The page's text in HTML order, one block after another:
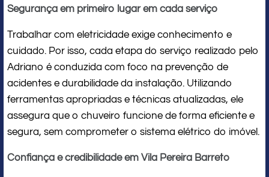
Segurança em primeiro lugar em cada serviço
Trabalhar com eletricidade exige conhecimento e
cuidado. Por isso, cada etapa do serviço realizado pelo
Adriano é conduzida com foco na prevenção de
acidentes e durabilidade da instalação. Utilizando
ferramentas apropriadas e técnicas atualizadas, ele
assegura que o chuveiro funcione de forma eficiente e
segura, sem comprometer o sistema elétrico do imóvel.
Confiança e credibilidade em Vila Pereira Barreto